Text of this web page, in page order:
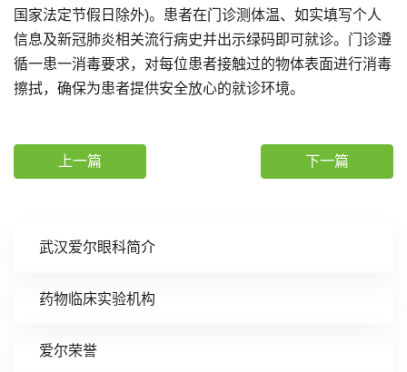
武汉爱尔眼科简介
药物临床实验机构
爱尔荣誉
国家法定节假日除外)。患者在门诊测体温、如实填写个人
信息及新冠肺炎相关流行病史并出示绿码即可就诊。门诊遵
循一患一消毒要求，对每位患者接触过的物体表面进行消毒
擦拭，确保为患者提供安全放心的就诊环境。
上一篇 下一篇